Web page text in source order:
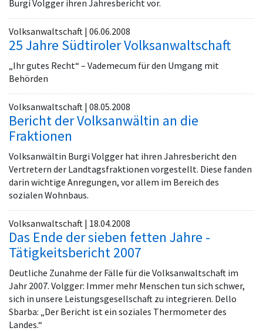
Burgi Volgger ihren Jahresbericht vor.
Volksanwaltschaft | 06.06.2008
25 Jahre Südtiroler Volksanwaltschaft
„Ihr gutes Recht“ – Vademecum für den Umgang mit
Behörden
Volksanwaltschaft | 08.05.2008
Bericht der Volksanwältin an die
Fraktionen
Volksanwältin Burgi Volgger hat ihren Jahresbericht den
Vertretern der Landtagsfraktionen vorgestellt. Diese fanden
darin wichtige Anregungen, vor allem im Bereich des
sozialen Wohnbaus.
Volksanwaltschaft | 18.04.2008
Das Ende der sieben fetten Jahre -
Tätigkeitsbericht 2007
Deutliche Zunahme der Fälle für die Volksanwaltschaft im
Jahr 2007. Volgger: Immer mehr Menschen tun sich schwer,
sich in unsere Leistungsgesellschaft zu integrieren. Dello
Sbarba: „Der Bericht ist ein soziales Thermometer des
Landes.“